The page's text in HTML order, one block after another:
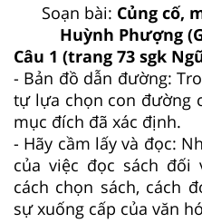
Soạn bài: Củng cố,
Huỳnh Phượng
Câu 1 (trang 73 sgk
- Bản đồ dẫn đường:
tự lựa chọn con đường
mục đích đã xác định.
- Hãy cầm lấy và đọc:
của việc đọc sách đối
cách chọn sách, cách
sự xuống cấp của văn